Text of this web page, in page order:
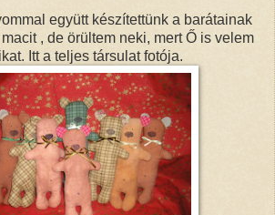
együtt készítettünk a barátainak
, de örültem neki, mert Ő is velem
Itt a teljes társulat fotója.